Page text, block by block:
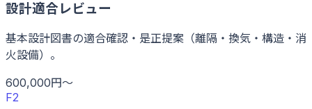
設計適合レビュー
基本設計図書の適合確認・是正提案（離隔・換気・構造・消
火設備）。
600,000円〜
F2